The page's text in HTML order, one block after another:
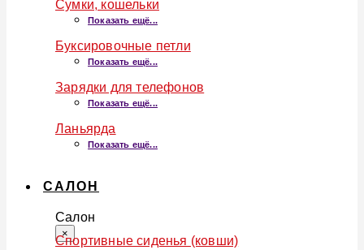
Сумки, кошельки
Показать ещё...
Буксировочные петли
Показать ещё...
Зарядки для телефонов
Показать ещё...
Ланьярда
Показать ещё...
САЛОН
Салон
×
Спортивные сиденья (ковши)